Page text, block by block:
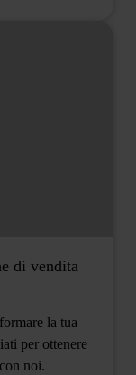
di vendita
la tua
per ottenere
noi.